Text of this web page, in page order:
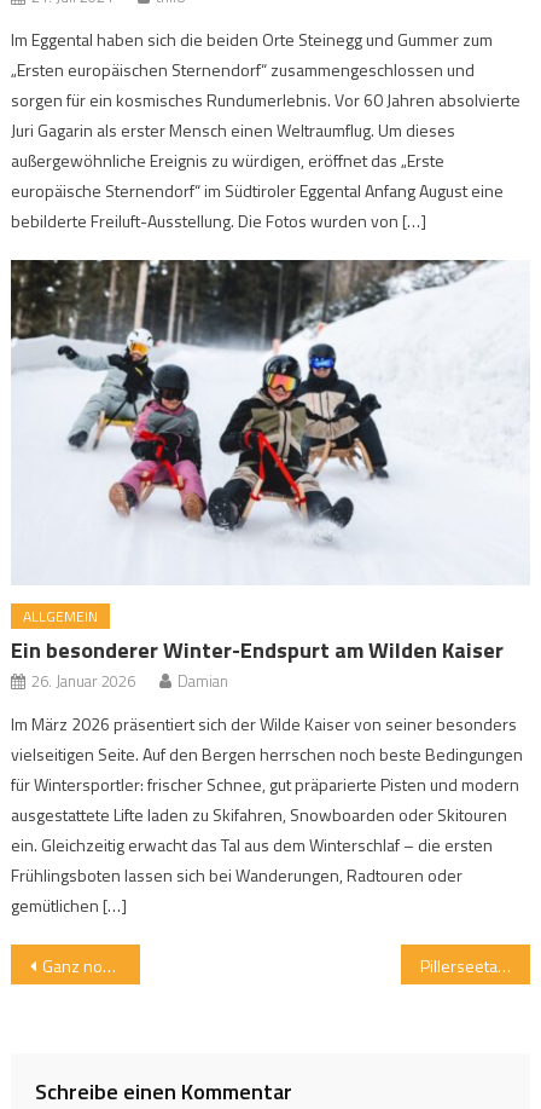
Im Eggental haben sich die beiden Orte Steinegg und Gummer zum
„Ersten europäischen Sternendorf“ zusammengeschlossen und
sorgen für ein kosmisches Rundumerlebnis. Vor 60 Jahren absolvierte
Juri Gagarin als erster Mensch einen Weltraumflug. Um dieses
außergewöhnliche Ereignis zu würdigen, eröffnet das „Erste
europäische Sternendorf“ im Südtiroler Eggental Anfang August eine
bebilderte Freiluft-Ausstellung. Die Fotos wurden von […]
ALLGEMEIN
Ein besonderer Winter-Endspurt am Wilden Kaiser
26. Januar 2026 Damian
Im März 2026 präsentiert sich der Wilde Kaiser von seiner besonders
vielseitigen Seite. Auf den Bergen herrschen noch beste Bedingungen
für Wintersportler: frischer Schnee, gut präparierte Pisten und modern
ausgestattete Lifte laden zu Skifahren, Snowboarden oder Skitouren
ein. Gleichzeitig erwacht das Tal aus dem Winterschlaf – die ersten
Frühlingsboten lassen sich bei Wanderungen, Radtouren oder
gemütlichen […]
Beitragsnavigation
Ganz normaler Daypack? Carhartt-Rucksack im Alltagstest Pillerseetal startet mit neuen Angeboten in den Sommer
Schreibe einen Kommentar